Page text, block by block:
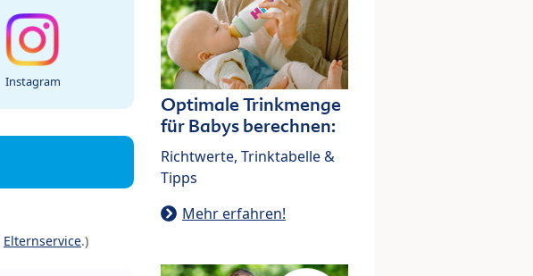
Instagram
Elternservice.)
Optimale Trinkmenge
für Babys berechnen:
Richtwerte, Trinktabelle &
Tipps
Mehr erfahren!